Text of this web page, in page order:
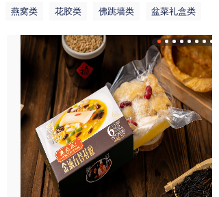
燕窝类 花胶类 佛跳墙类 盆菜礼盒类
常胜港仔翅